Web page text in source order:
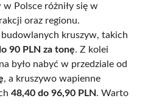
Polsce różniły się w
oraz regionu.
budowlanych kruszyw, takich
90 PLN za tonę. Z kolei
było nabyć w przedziale od
, a kruszywo wapienne
48,40 do 96,90 PLN. Warto